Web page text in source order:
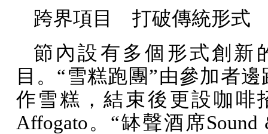
跨界項目 打破傳統形式
節內設有多個形式創新
目。“雪糕跑團”由參加者
作雪糕，結束後更設咖啡
Affogato。“缽聲酒席Sound